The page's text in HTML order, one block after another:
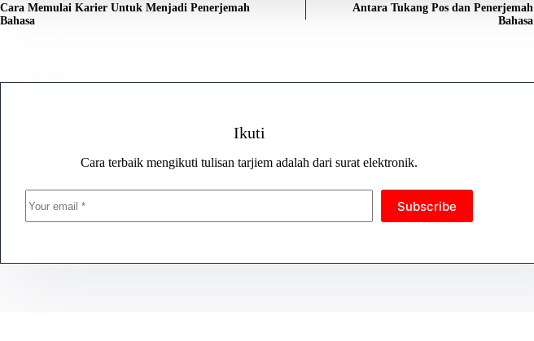
Cara Memulai Karier Untuk Menjadi Penerjemah
Bahasa
Antara Tukang Pos dan Penerjemah
Bahasa
Ikuti
Cara terbaik mengikuti tulisan tarjiem adalah dari surat elektronik.
Subscribe